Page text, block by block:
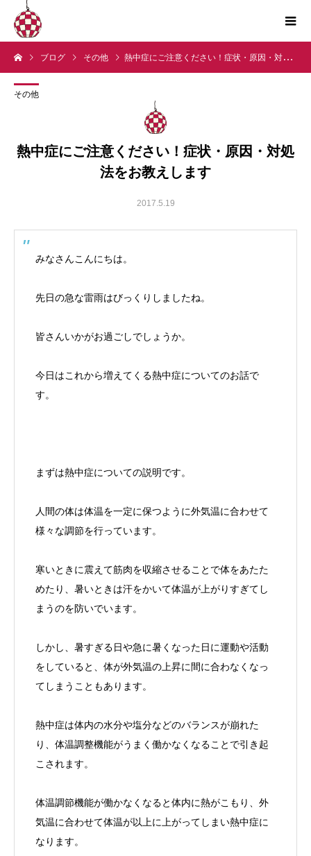
ブログ その他 熱中症にご注意ください！症状・原因・対処法をお教えします
その他
熱中症にご注意ください！症状・原因・対処
法をお教えします
2017.5.19
みなさんこんにちは。
先日の急な雷雨はびっくりしましたね。
皆さんいかがお過ごしでしょうか。
今日はこれから増えてくる熱中症についてのお話で
す。
まずは熱中症についての説明です。
人間の体は体温を一定に保つように外気温に合わせて
様々な調節を行っています。
寒いときに震えて筋肉を収縮させることで体をあたた
めたり、暑いときは汗をかいて体温が上がりすぎてし
まうのを防いでいます。
しかし、暑すぎる日や急に暑くなった日に運動や活動
をしていると、体が外気温の上昇に間に合わなくなっ
てしまうこともあります。
熱中症は体内の水分や塩分などのバランスが崩れた
り、体温調整機能がうまく働かなくなることで引き起
こされます。
体温調節機能が働かなくなると体内に熱がこもり、外
気温に合わせて体温が以上に上がってしまい熱中症に
なります。